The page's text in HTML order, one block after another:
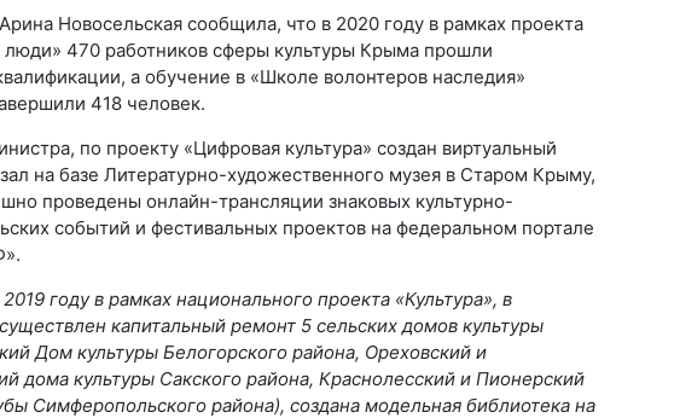
Новосельская сообщила, что в 2020 году в рамках проекта
люди» 470 работников сферы культуры Крыма прошли
а обучение в «Школе волонтеров наследия»
418 человек.
по проекту «Цифровая культура» создан виртуальный
на базе Литературно-художественного музея в Старом Крыму,
проведены онлайн-трансляции знаковых культурно-
событий и фестивальных проектов на федеральном портале
году в рамках национального проекта «Культура», в
капитальный ремонт 5 сельских домов культуры
Дом культуры Белогорского района, Ореховский и
дома культуры Сакского района, Краснолесский и Пионерский
Симферопольского района), создана модельная библиотека на